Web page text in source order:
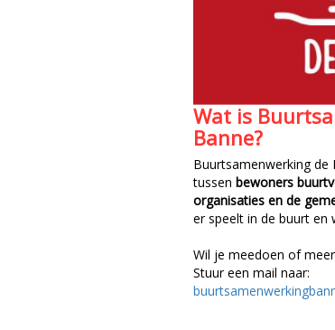
Wat is
Banne?
Buurtsamenwerking de
tussen bewoners
organisaties en de
er speelt in de buurt en
Wil je meedoen of
Stuur een mail naar: